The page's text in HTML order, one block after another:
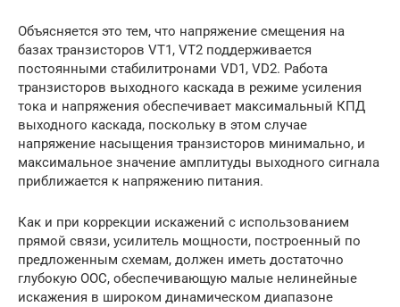
Объясняется это тем, что напряжение смещения на
базах транзисторов VТ1, VТ2 поддерживается
постоянными стабилитронами VD1, VD2. Работа
транзисторов выходного каскада в режиме усиления
тока и напряжения обеспечивает максимальный КПД
выходного каскада, поскольку в этом случае
напряжение насыщения транзисторов минимально, и
максимальное значение амплитуды выходного сигнала
приближается к напряжению питания.
Как и при коррекции искажений с использованием
прямой связи, усилитель мощности, построенный по
предложенным схемам, должен иметь достаточно
глубокую ООС, обеспечивающую малые нелинейные
искажения в широком динамическом диапазоне